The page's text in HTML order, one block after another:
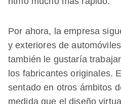
Por ahora, la empresa
y exteriores de
también le gustaría
los fabricantes originales.
sentado en otros ámbitos
medida que el diseño